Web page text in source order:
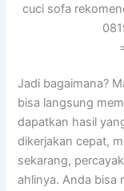
cuci sofa
Jadi bagaimana?
bіѕа langsung
dapatkan hasil
dikerjakan cepat,
sekarang,
ahlinya. Andа